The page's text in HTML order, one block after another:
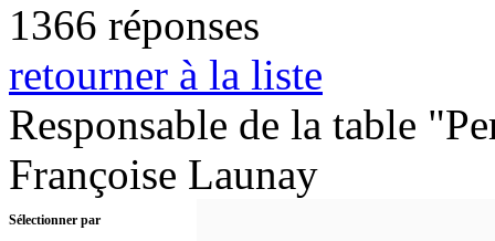
1366 réponses
retourner à la liste
Responsable de la table
Françoise Launay
Sélectionner par